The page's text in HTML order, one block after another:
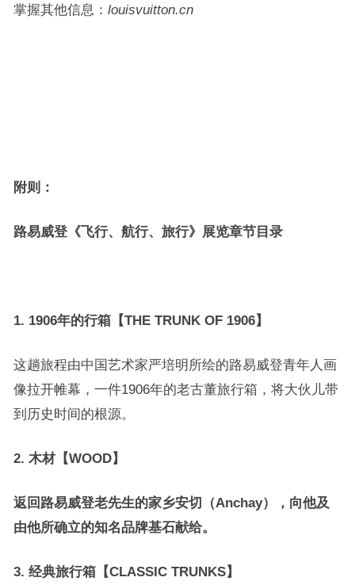
掌握其他信息： louisvuitton.cn
附则：
路易威登《飞行、航行、旅行》展览章节目录
1. 1906年的行箱【THE TRUNK OF 1906】
这趟旅程由中国艺术家严培明所绘的路易威登青年人画
像拉开帷幕，一件1906年的老古董旅行箱，将大伙儿带
到历史时间的根源。
2. 木材【WOOD】
返回路易威登老先生的家乡安切（Anchay），向他及
由他所确立的知名品牌基石献给。
3. 经典旅行箱【CLASSIC TRUNKS】